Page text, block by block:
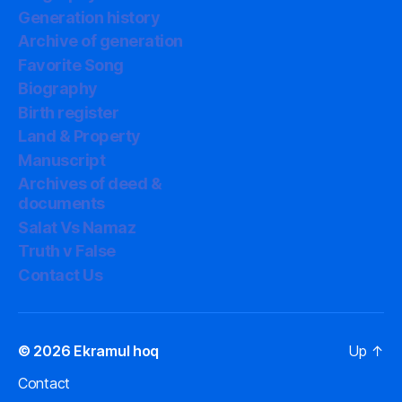
Generation history
Archive of generation
Favorite Song
Biography
Birth register
Land & Property
Manuscript
Archives of deed &
documents
Salat Vs Namaz
Truth v False
Contact Us
© 2026 Ekramul hoq
Contact
Up ↑